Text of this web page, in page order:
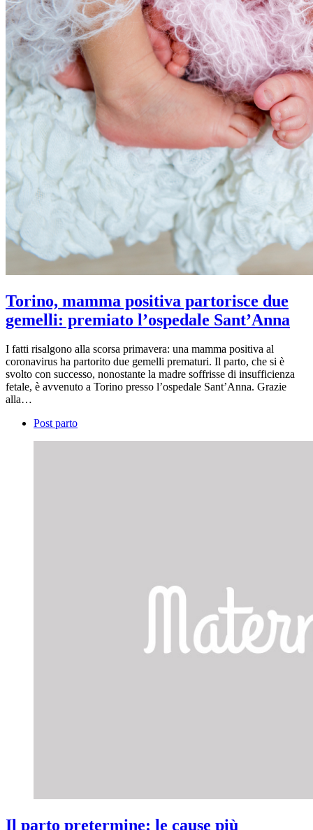
Torino, mamma positiva partorisce due
gemelli: premiato l’ospedale Sant’Anna
I fatti risalgono alla scorsa primavera: una mamma positiva al
coronavirus ha partorito due gemelli prematuri. Il parto, che si è
svolto con successo, nonostante la madre soffrisse di insufficienza
fetale, è avvenuto a Torino presso l’ospedale Sant’Anna. Grazie
alla…
Post parto
Il parto pretermine: le cause più